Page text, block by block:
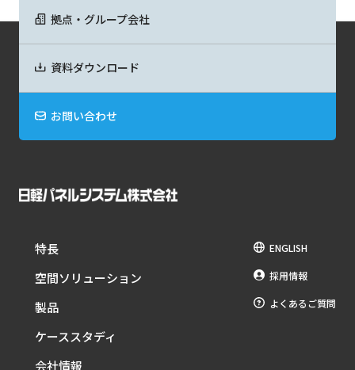
拠点・グループ会社
資料ダウンロード
お問い合わせ
特長
空間ソリューション
製品
ケーススタディ
会社情報
ENGLISH
採用情報
よくあるご質問